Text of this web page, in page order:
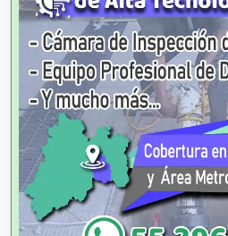
Artes Gráficas
Artesanías
Artículos de Oficina
Artículos de Piel